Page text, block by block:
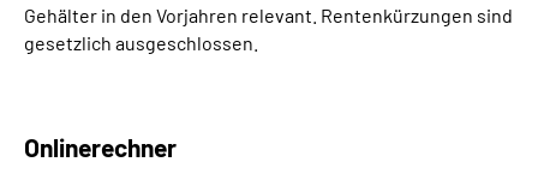
Gehälter in den Vorjahren relevant. Rentenkürzungen sind
gesetzlich ausgeschlossen.
Onlinerechner